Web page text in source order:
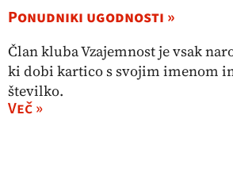
Ponudniki ugodnosti »
Član kluba Vzajemnost je vsak
ki dobi kartico s svojim imenom
številko.
Več »